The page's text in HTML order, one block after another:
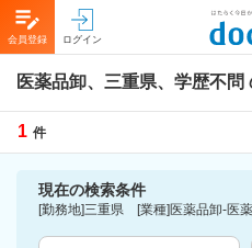
会員登録 ログイン
医薬品卸、三重県、学歴不問
1 件
現在の検索条件